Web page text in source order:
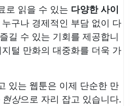
로 읽을 수 있는 다양한 사이
구나 경제적인 부담 없이 다
길 수 있는 기회를 제공합니
털 만화의 대중화를 더욱 가
있는 웹툰은 이제 단순한 만
현상으로 자리 잡고 있습니다.